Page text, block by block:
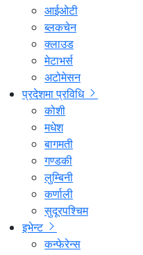
आईओटी
ब्लकचेन
क्लाउड
मेटाभर्स
अटोमेसन
प्रदेशमा प्रविधि
कोशी
मधेश
बागमती
गण्डकी
लुम्बिनी
कर्णाली
सुदूरपश्चिम
इभेन्ट
कन्फेरेन्स